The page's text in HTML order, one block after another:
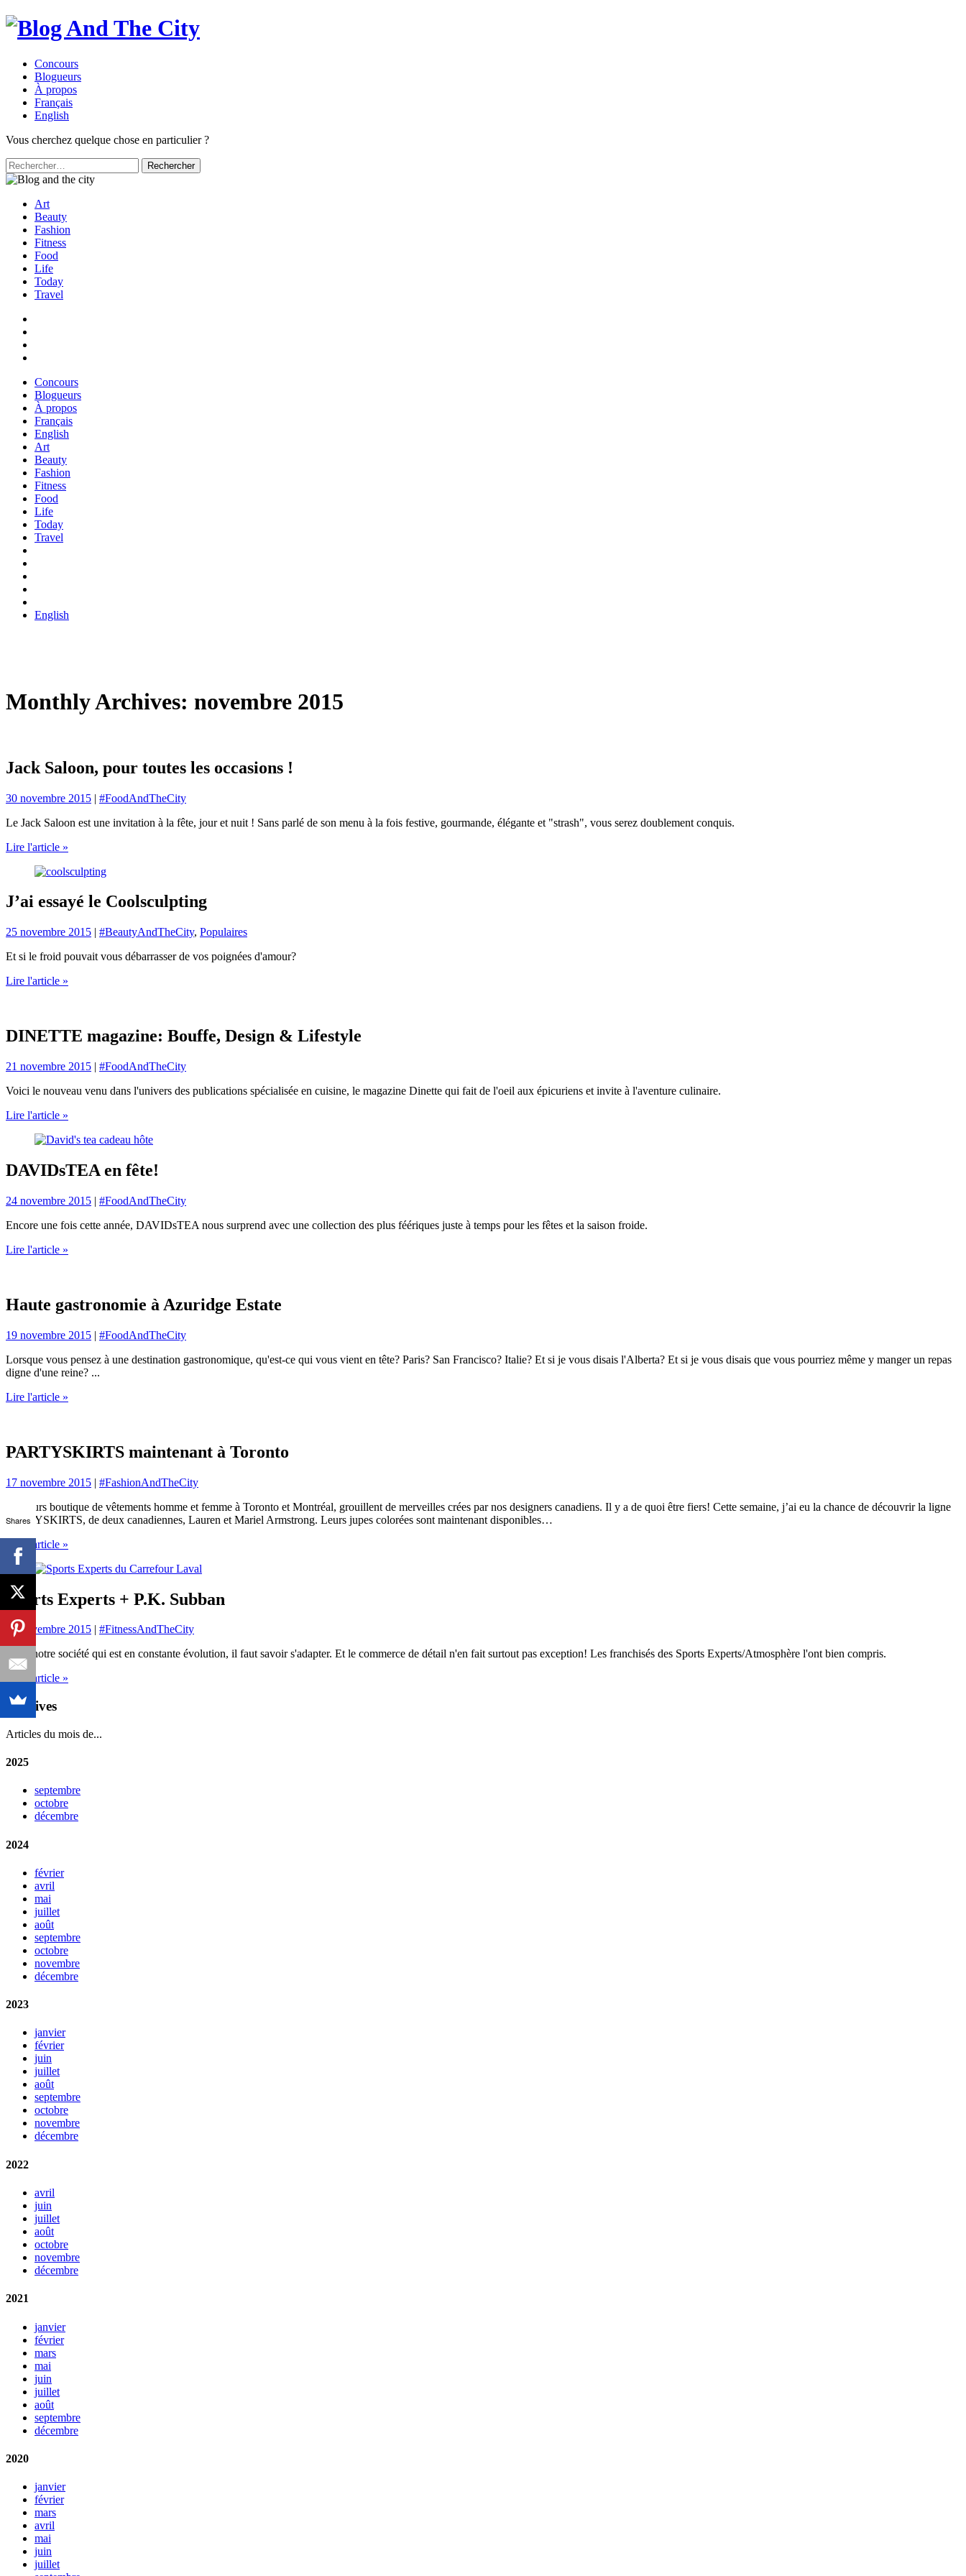
Concours
Blogueurs
À propos
Français
English
Vous cherchez quelque chose en particulier ?
Rechercher :
Art
Beauty
Fashion
Fitness
Food
Life
Today
Travel
Concours
Blogueurs
À propos
Français
English
Art
Beauty
Fashion
Fitness
Food
Life
Today
Travel
English
Monthly Archives: novembre 2015
Jack Saloon, pour toutes les occasions !
30 novembre 2015 | #FoodAndTheCity
Le Jack Saloon est une invitation à la fête, jour et nuit ! Sans parlé de son menu à la fois festive, gourmande, élégante et "strash", vous serez doublement conquis.
Lire l'article »
J’ai essayé le Coolsculpting
25 novembre 2015 | #BeautyAndTheCity, Populaires
Et si le froid pouvait vous débarrasser de vos poignées d'amour?
Lire l'article »
DINETTE magazine: Bouffe, Design & Lifestyle
21 novembre 2015 | #FoodAndTheCity
Voici le nouveau venu dans l'univers des publications spécialisée en cuisine, le magazine Dinette qui fait de l'oeil aux épicuriens et invite à l'aventure culinaire.
Lire l'article »
DAVIDsTEA en fête!
24 novembre 2015 | #FoodAndTheCity
Encore une fois cette année, DAVIDsTEA nous surprend avec une collection des plus féériques juste à temps pour les fêtes et la saison froide.
Lire l'article »
Haute gastronomie à Azuridge Estate
19 novembre 2015 | #FoodAndTheCity
Lorsque vous pensez à une destination gastronomique, qu'est-ce qui vous vient en tête? Paris? San Francisco? Italie? Et si je vous disais l'Alberta? Et si je vous disais que vous pourriez même y manger un repas
digne d'une reine? ...
Lire l'article »
PARTYSKIRTS maintenant à Toronto
17 novembre 2015 | #FashionAndTheCity
Plusieurs boutique de vêtements homme et femme à Toronto et Montréal, grouillent de merveilles crées par nos designers canadiens. Il y a de quoi être fiers! Cette semaine, j’ai eu la chance de découvrir la ligne
PARTYSKIRTS, de deux canadiennes, Lauren et Mariel Armstrong. Leurs jupes colorées sont maintenant disponibles…
Lire l'article »
Sports Experts + P.K. Subban
15 novembre 2015 | #FitnessAndTheCity
Dans notre société qui est en constante évolution, il faut savoir s'adapter. Et le commerce de détail n'en fait surtout pas exception! Les franchisés des Sports Experts/Atmosphère l'ont bien compris.
Lire l'article »
Archives
Articles du mois de...
2025
septembre
octobre
décembre
2024
février
avril
mai
juillet
août
septembre
octobre
novembre
décembre
2023
janvier
février
juin
juillet
août
septembre
octobre
novembre
décembre
2022
avril
juin
juillet
août
octobre
novembre
décembre
2021
janvier
février
mars
mai
juin
juillet
août
septembre
décembre
2020
janvier
février
mars
avril
mai
juin
juillet
Shares